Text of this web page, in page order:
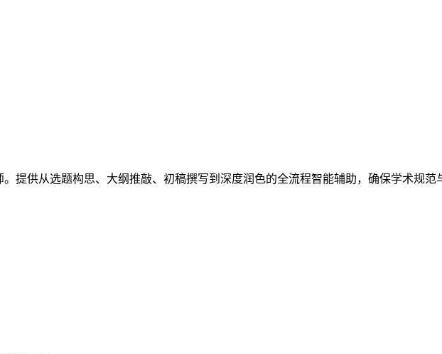
提供从选题构思、大纲推敲、初稿撰写到深度润色的全流程智能辅助，确保学术规范